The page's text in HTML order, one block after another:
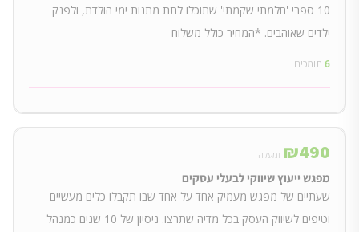
10 ספרי 'חלמתי שקמתי' שתוכלו לתת מתנות ימי הולדת, ולפנק
ילדים שאוהבים. *המחיר כולל משלוח
6 תומכים
₪490 ומעלה
מפגש ייעוץ שיווקי לבעלי עסקים
שעתיים של מפגש מעמיק אחד על אחד שבו תקבלו כלים מעשיים
וטיפים לשיווק העסק בכל מדיה שתרצו. ניסיון של 10 שנים כמנהל